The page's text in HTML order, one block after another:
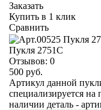
Заказать
Купить в 1 клик
Сравнить
Пукля 2751С
Отзывов: 0
500 руб.
Артикул данной
специализируется на
наличии деталь -